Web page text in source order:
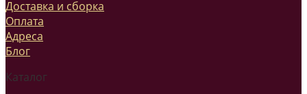
Доставка и сборка
Оплата
Адреса
Блог
Каталог